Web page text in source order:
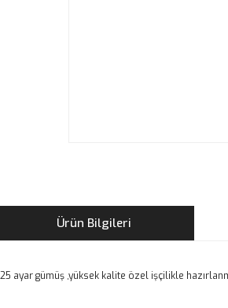
Ürün Bilgileri
ayar gümüş ,yüksek kalite özel işçilikle